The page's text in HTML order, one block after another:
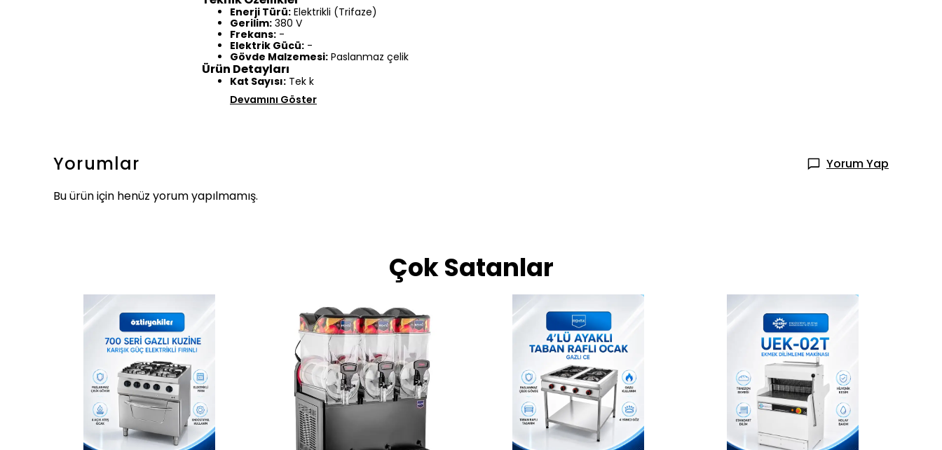
Enerji Türü: Elektrikli (Trifaze)
Gerilim: 380 V
Frekans: -
Elektrik Gücü: -
Gövde Malzemesi: Paslanmaz çelik
Ürün Detayları
Kat Sayısı: Tek k
Devamını Göster
Yorumlar
Yorum Yap
Bu ürün için henüz yorum yapılmamış.
Çok Satanlar